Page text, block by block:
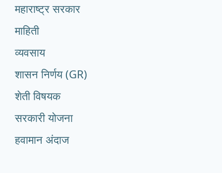
महाराष्ट्र सरकार
माहिती
व्यवसाय
शासन निर्णय (GR)
शेती विषयक
सरकारी योजना
हवामान अंदाज